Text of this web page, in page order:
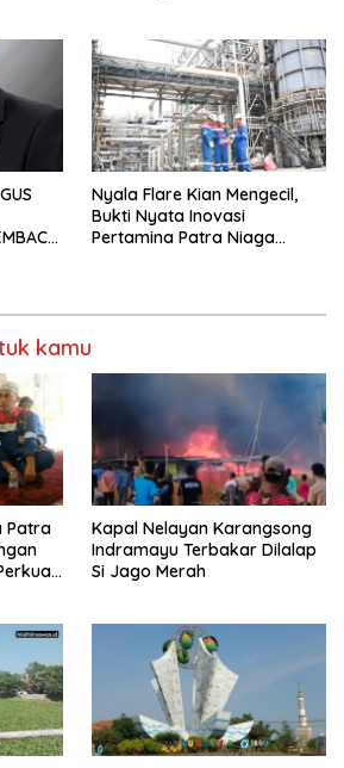
Nyala Flare Kian Mengecil,
Bukti Nyata Inovasi
Pertamina Patra Niaga
kamu
Patra
Kapal Nelayan Karangsong
Indramayu Terbakar Dilalap
Si Jago Merah